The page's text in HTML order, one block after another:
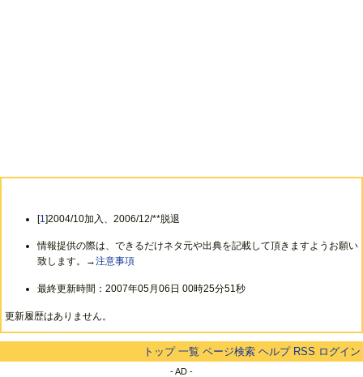
[1]2004/10加入、2006/12/**脱退
情報提供の際は、できるだけネタ元や出典を記載して頂きますようお願い
致します。→注意事項
最終更新時間：2007年05月06日 00時25分51秒
更新履歴はありません。
トップ 一覧 ページ検索 ヘルプ RSS ログイン
- AD -